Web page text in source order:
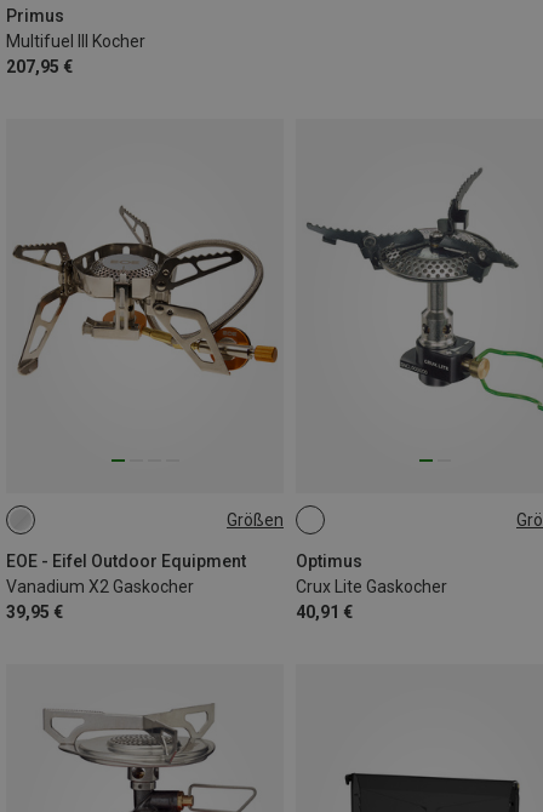
Primus
Multifuel III Kocher
207,95 €
Größen
EOE - Eifel Outdoor Equipment
Vanadium X2 Gaskocher
39,95 €
ONE SIZE
Optimus
Crux Lite Gaskocher
40,91 €
ONE SIZE